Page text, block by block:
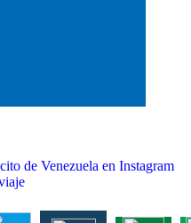
de Venezuela en Instagram